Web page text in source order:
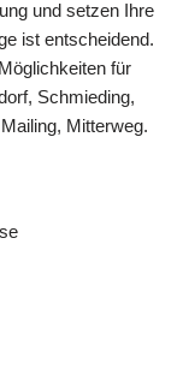
und setzen Ihre
ist entscheidend.
für
Schmieding,
Mitterweg.